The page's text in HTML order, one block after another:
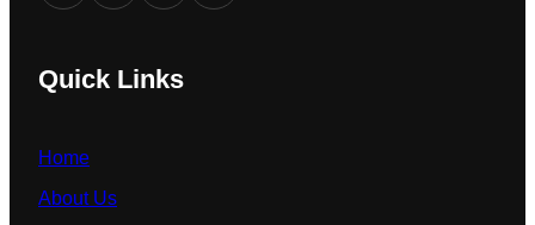
Quick Links
Home
About Us